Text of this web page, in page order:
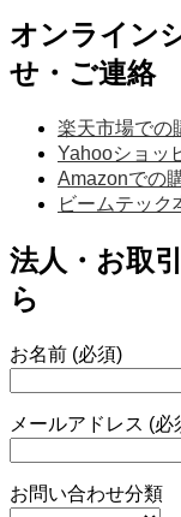
オンライン
せ・ご連絡
楽天市場での
Yahooショッ
Amazonでの
ビームテック
法人・お取
ら
お名前 (必須)
メールアドレス (必
お問い合わせ分類